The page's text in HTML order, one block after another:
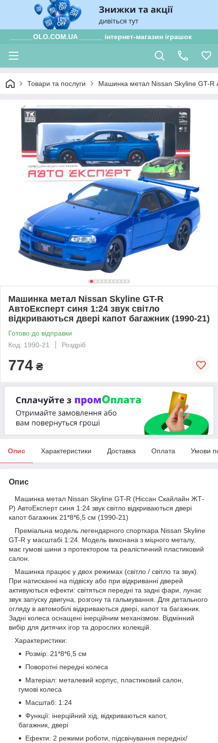
______OLO.COM.UA ______ інтернет-магазин іграшок
Товари та послуги Машинка метал Nissan Skyline GT-R
Машинка метал Nissan Skyline GT-R
АвтоЕксперт синя 1:24 звук світло
відкриваються двері капот багажник (1990-21)
Готово до відправки
Код: 1990-21
Роздріб
774 ₴
Опис Характеристики Доставка Оплата Умови
Опис
Машинка метал Nissan Skyline GT-R (Ніссан Скайлайн ЖТ-
Р) АвтоЕксперт синя 1:24 звук світло відкриваються двері
капот багажник 21*8*6,5 см (1990-21)
Преміальна модель легендарного спорткара Nissan Skyline
GT-R у масштабі 1:24. Модель виконана з міцного металу,
має гумові шини з протектором та реалістичний пластиковий
салон.
Машинка працює у двох режимах (світло / світло та звук).
При натисканні на підвіску або при відкриванні дверей
активуються ефекти: світяться передні та задні фари, лунає
звук запуску двигуна, розгону та гальмування. Для детального
огляду в автомобілі відкриваються двері, капот та багажник.
Задні колеса оснащені інерційним механізмом. Відмінний
вибір для дитячих ігор та дорослих колекцій.
Характеристики:
Розмір: 21*8*6,5 см
Поворотні передні колеса
Матеріал: металевий корпус, пластиковий салон,
гумові колеса
Масштаб: 1:24
Функції: інерційний хід, відкриваються капот,
багажник, двері
Ефекти: 2 режими роботи, підсвічування передніх/